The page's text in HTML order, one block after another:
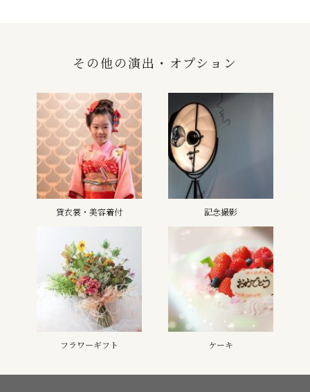
その他の演出・オプション
貸衣裳・美容着付 記念撮影
フラワーギフト ケーキ